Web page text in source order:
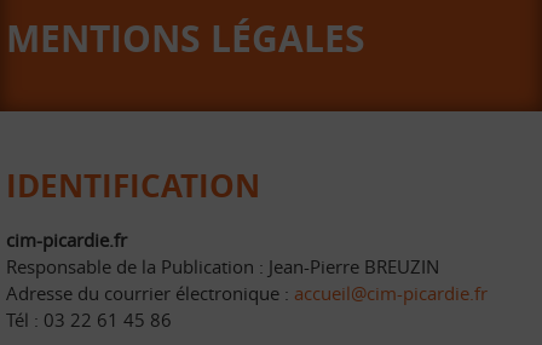
MENTIONS LÉGALES
IDENTIFICATION
cim-picardie.fr
Responsable de la Publication : Jean-Pierre BREUZIN
Adresse du courrier électronique : accueil@cim-picardie.fr
Tél : 03 22 61 45 86